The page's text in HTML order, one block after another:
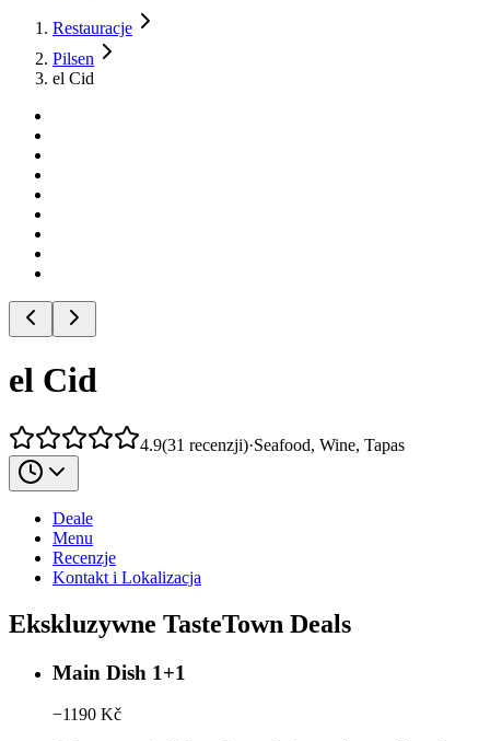
Restauracje
Pilsen
el Cid
el Cid
4.9(31 recenzji)·Seafood, Wine, Tapas
Deale
Menu
Recenzje
Kontakt i Lokalizacja
Ekskluzywne TasteTown Deals
Main Dish 1+1
−1190 Kč